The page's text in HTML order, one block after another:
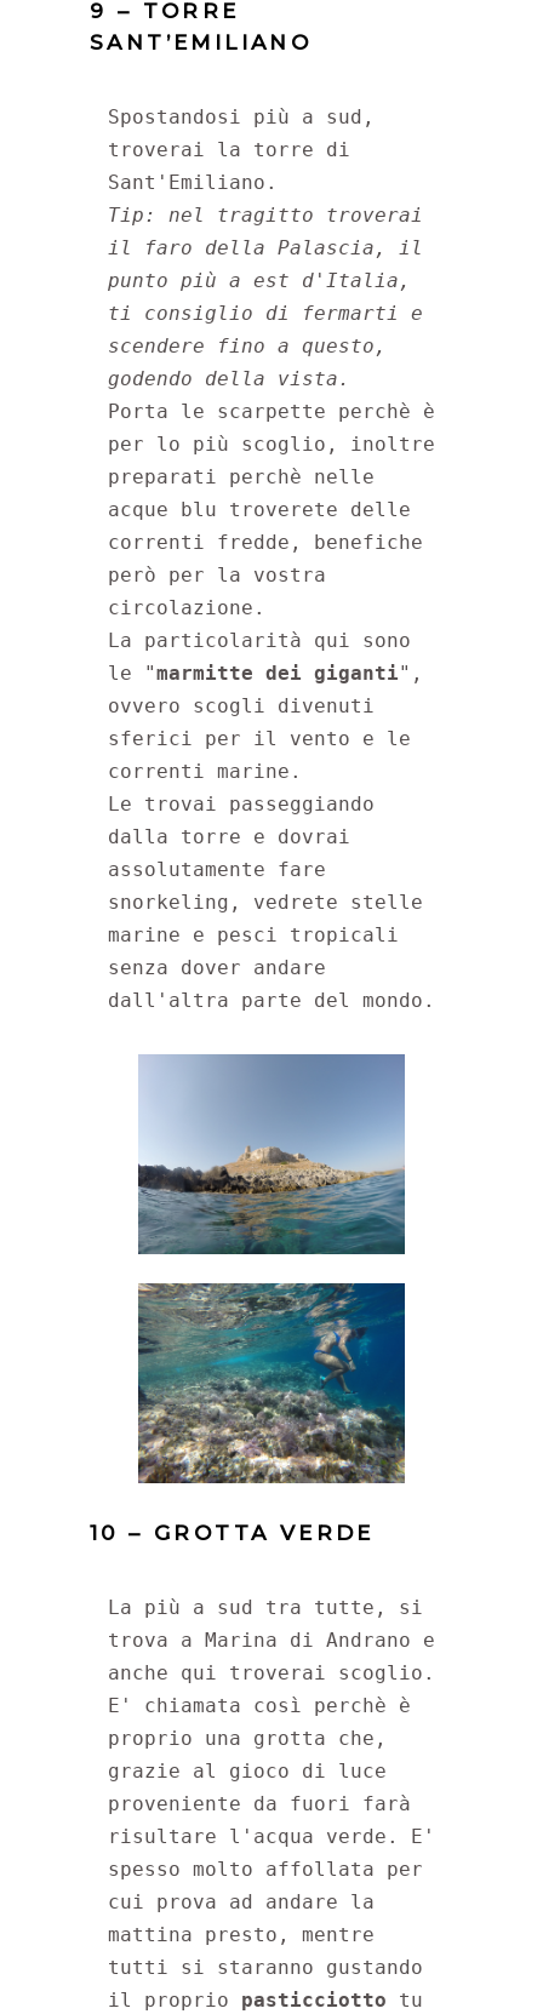
9 – TORRE
SANT’EMILIANO
Spostandosi più a sud,
troverai la torre di
Tip: nel tragitto troverai
il faro della Palascia, il
punto più a est d'Italia,
ti consiglio di fermarti e
scendere fino a questo,
Porta le scarpette perchè è
per lo più scoglio, inoltre
preparati perchè nelle
acque blu troverete delle
correnti fredde, benefiche
però per la vostra
circolazione.
La particolarità qui sono
le "marmitte dei giganti",
ovvero scogli divenuti
sferici per il vento e le
correnti marine.
Le trovai passeggiando
dalla torre e dovrai
assolutamente fare
snorkeling, vedrete stelle
marine e pesci tropicali
senza dover andare
dall'altra parte del mondo.
10 – GROTTA VERDE
La più a sud tra tutte, si
trova a Marina di Andrano e
anche qui troverai scoglio.
E' chiamata così perchè è
proprio una grotta che,
grazie al gioco di luce
proveniente da fuori farà
risultare l'acqua verde. E'
spesso molto affollata per
cui prova ad andare la
mattina presto, mentre
tutti si staranno gustando
il proprio pasticciotto tu